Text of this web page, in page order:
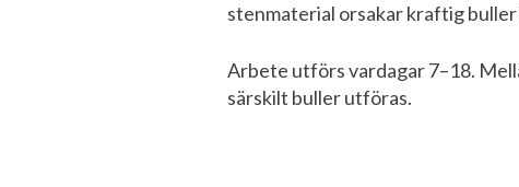
stenmaterial orsakar kraftig
Arbete utförs vardagar 7–18.
särskilt buller utföras.